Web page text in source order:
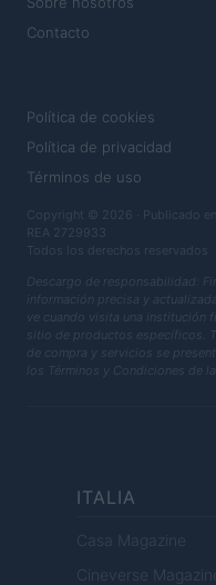
Contacto
Política de cookies
Política de privacidad
Términos de uso
Copyright © 2026 · Publicado
REA 2729933
Todos los derechos reservados
Descargo de responsabilidad:
información precisa y
ve cuando visita una institución
sitio de productos específicos.
de compra y servicios se
los Términos y Condiciones de
ITALIA
Casa Magazine
Cineverse Magazine